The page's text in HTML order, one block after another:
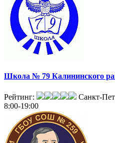
Школа № 79 Калининского
Рейтинг:
Санкт-
8:00-19:00